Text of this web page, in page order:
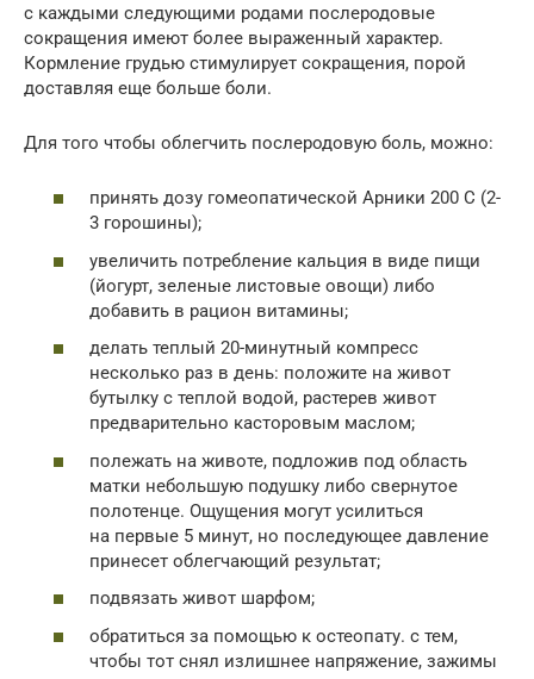
с каждыми следующими родами послеродовые
сокращения имеют более выраженный характер.
Кормление грудью стимулирует сокращения, порой
доставляя еще больше боли.
Для того чтобы облегчить послеродовую боль, можно:
принять дозу гомеопатической Арники 200 С (2-
3 горошины);
увеличить потребление кальция в виде пищи
(йогурт, зеленые листовые овощи) либо
добавить в рацион витамины;
делать теплый 20-минутный компресс
несколько раз в день: положите на живот
бутылку с теплой водой, растерев живот
предварительно касторовым маслом;
полежать на животе, подложив под область
матки небольшую подушку либо свернутое
полотенце. Ощущения могут усилиться
на первые 5 минут, но последующее давление
принесет облегчающий результат;
подвязать живот шарфом;
обратиться за помощью к остеопату. с тем,
чтобы тот снял излишнее напряжение, зажимы